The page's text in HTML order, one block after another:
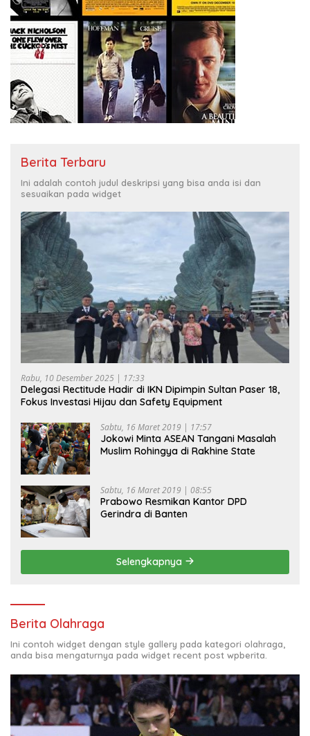
Berita Terbaru
Ini adalah contoh judul deskripsi yang bisa anda isi dan
sesuaikan pada widget
Rabu, 10 Desember 2025 | 17:33
Delegasi Rectitude Hadir di IKN Dipimpin Sultan Paser 18,
Fokus Investasi Hijau dan Safety Equipment
Sabtu, 16 Maret 2019 | 17:57
Jokowi Minta ASEAN Tangani Masalah
Muslim Rohingya di Rakhine State
Sabtu, 16 Maret 2019 | 08:55
Prabowo Resmikan Kantor DPD
Gerindra di Banten
Selengkapnya
Berita Olahraga
Ini contoh widget dengan style gallery pada kategori olahraga,
anda bisa mengaturnya pada widget recent post wpberita.